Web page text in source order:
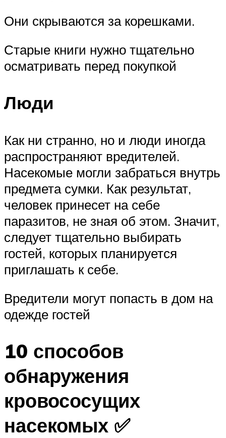
Они скрываются за корешками.
Старые книги нужно тщательно
осматривать перед покупкой
Люди
Как ни странно, но и люди иногда
распространяют вредителей.
Насекомые могли забраться внутрь
предмета сумки. Как результат,
человек принесет на себе
паразитов, не зная об этом. Значит,
следует тщательно выбирать
гостей, которых планируется
приглашать к себе.
Вредители могут попасть в дом на
одежде гостей
10 способов
обнаружения
кровососущих
насекомых ✅